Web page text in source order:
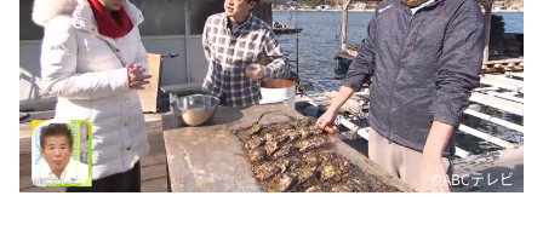
©ABCテレビ